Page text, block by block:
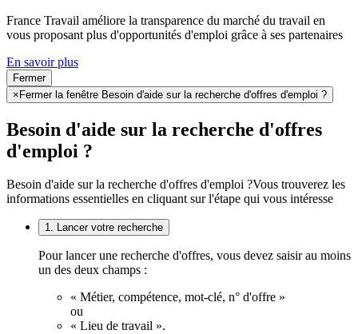
France Travail améliore la transparence du marché du travail en
vous proposant plus d'opportunités d'emploi grâce à ses partenaires
En savoir plus
Fermer
×Fermer la fenêtre Besoin d'aide sur la recherche d'offres d'emploi ?
Besoin d'aide sur la recherche d'offres
d'emploi ?
Besoin d'aide sur la recherche d'offres d'emploi ?Vous trouverez les
informations essentielles en cliquant sur l'étape qui vous intéresse
1. Lancer votre recherche
Pour lancer une recherche d'offres, vous devez saisir au moins
un des deux champs :
« Métier, compétence, mot-clé, n° d'offre »
ou
« Lieu de travail ».